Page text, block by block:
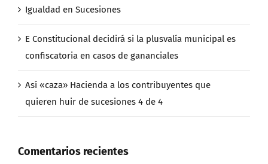
Igualdad en Sucesiones
E Constitucional decidirá si la plusvalía municipal es
confiscatoria en casos de gananciales
Así «caza» Hacienda a los contribuyentes que
quieren huir de sucesiones 4 de 4
Comentarios recientes